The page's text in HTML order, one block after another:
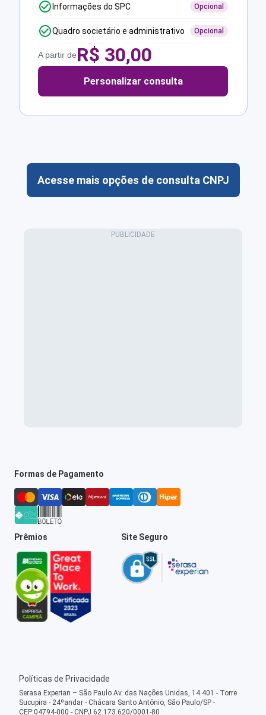
Informações do SPC Opcional
Quadro societário e administrativo Opcional
A partir deR$ 30,00
Personalizar consulta
Acesse mais opções de consulta CNPJ
Formas de Pagamento
Prêmios Site Seguro
Políticas de Privacidade
Serasa Experian – São Paulo Av. das Nações Unidas, 14.401 - Torre
Sucupira - 24ºandar - Chácara Santo Antônio, São Paulo/SP -
CEP:04794-000 - CNPJ 62.173.620/0001-80